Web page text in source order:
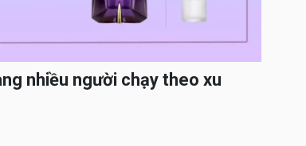
nhiều người chạy theo xu